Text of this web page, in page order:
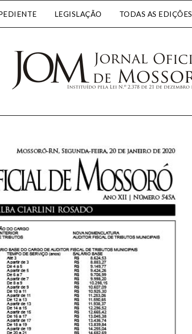
LEGISLAÇÃO TODAS AS EDIÇÕES